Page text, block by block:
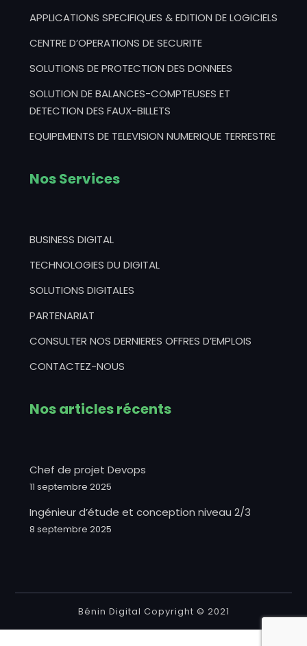
APPLICATIONS SPECIFIQUES & EDITION DE LOGICIELS
CENTRE D’OPERATIONS DE SECURITE
SOLUTIONS DE PROTECTION DES DONNEES
SOLUTION DE BALANCES-COMPTEUSES ET
DETECTION DES FAUX-BILLETS
EQUIPEMENTS DE TELEVISION NUMERIQUE TERRESTRE
Nos Services
BUSINESS DIGITAL
TECHNOLOGIES DU DIGITAL
SOLUTIONS DIGITALES
PARTENARIAT
CONSULTER NOS DERNIERES OFFRES D’EMPLOIS
CONTACTEZ-NOUS
Nos articles récents
Chef de projet Devops
11 septembre 2025
Ingénieur d’étude et conception niveau 2/3
8 septembre 2025
Bénin Digital Copyright © 2021